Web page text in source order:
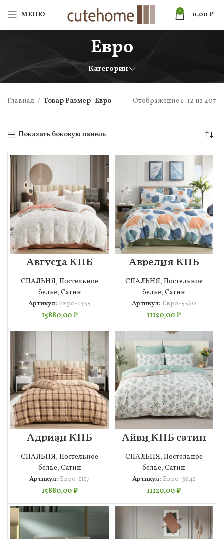
МЕНЮ 0 0,00 ₽
Евро
Категории
Главная Товар Размер Евро Отображение 1–12 из 407
Показать боковую панель
Августа КПБ
сатин Евро 4н
СПАЛЬНЯ,Постельное
белье, Сатин
Артикул: Евро-1335
15880,00₽
Аврелия КПБ
сатин Евро 4н
СПАЛЬНЯ, Постельное
белье,Сатин
Артикул: Евро-5560
11120,00₽
Адриан КПБ
сатин Евро 4н
СПАЛЬНЯ,Постельное
белье, Сатин
Артикул: Евро-1117
15880,00₽
Айви КПБ сатин
Евро 4н
СПАЛЬНЯ, Постельное
белье,Сатин
Артикул: Евро-5641
11120,00₽